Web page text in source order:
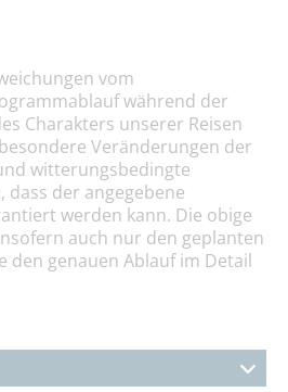
vom
während der
Charakters unserer Reisen
Veränderungen der
witterungsbedingte
dass der angegebene
werden kann. Die obige
auch nur den geplanten
den genauen Ablauf im Detail